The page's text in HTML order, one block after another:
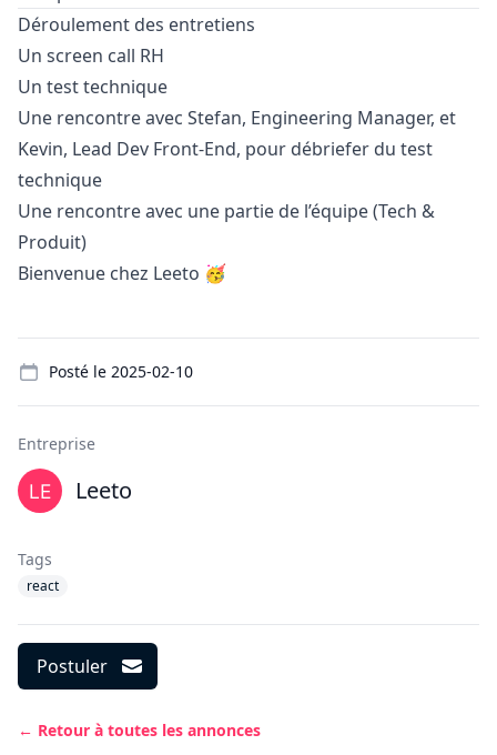
Déroulement des entretiens
Un screen call RH
Un test technique
Une rencontre avec Stefan, Engineering Manager, et
Kevin, Lead Dev Front-End, pour débriefer du test
technique
Une rencontre avec une partie de l’équipe (Tech &
Produit)
Bienvenue chez Leeto 🥳
Posté le 2025-02-10
Entreprise
Leeto
Tags
react
Postuler
← Retour à toutes les annonces